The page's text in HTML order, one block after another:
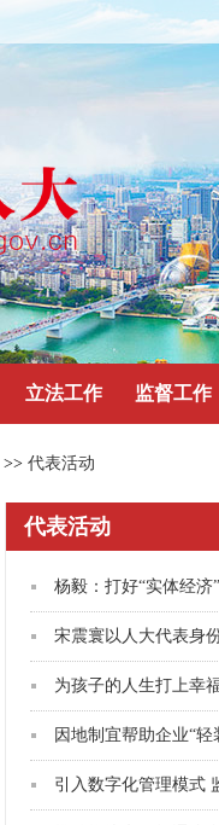
立法工作 监督工作
>> 代表活动
代表活动
杨毅：打好“实体经济
宋震寰以人大代表身
为孩子的人生打上幸